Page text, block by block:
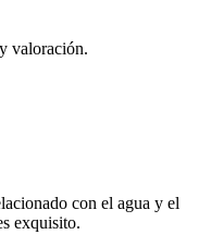
valoración.
con el agua y el
exquisito.